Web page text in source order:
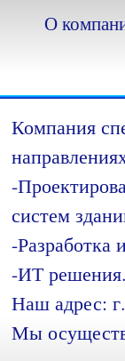
О
Компания
-
систем
-Разработка
-ИТ решения.
Наш адрес:
Мы